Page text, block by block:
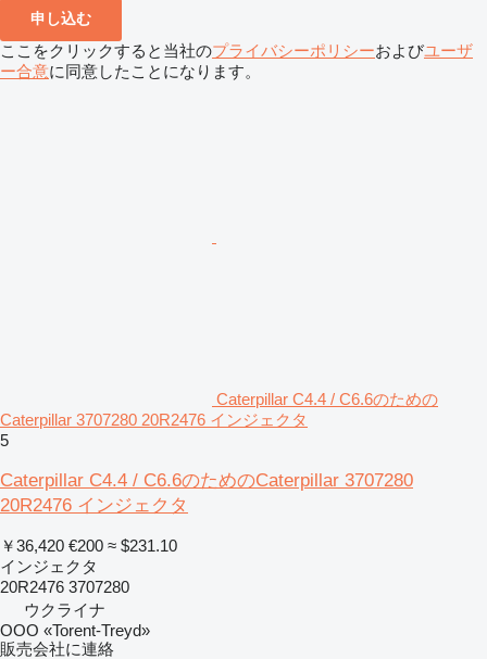
申し込む
ここをクリックすると当社のプライバシーポリシーおよびユーザ
ー合意に同意したことになります。
Caterpillar C4.4 / C6.6のための
Caterpillar 3707280 20R2476 インジェクタ
5
Caterpillar C4.4 / C6.6のためのCaterpillar 3707280
20R2476 インジェクタ
￥36,420 €200 ≈ $231.10
インジェクタ
20R2476 3707280
ウクライナ
OOO «Torent-Treyd»
販売会社に連絡